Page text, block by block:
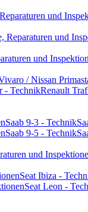
und
Reparaturen und
und
/ Nissan
- TechnikRenault
Saab 9-3 - Technik
Saab 9-5 - Technik
und
Seat Ibiza -
Seat Leon -